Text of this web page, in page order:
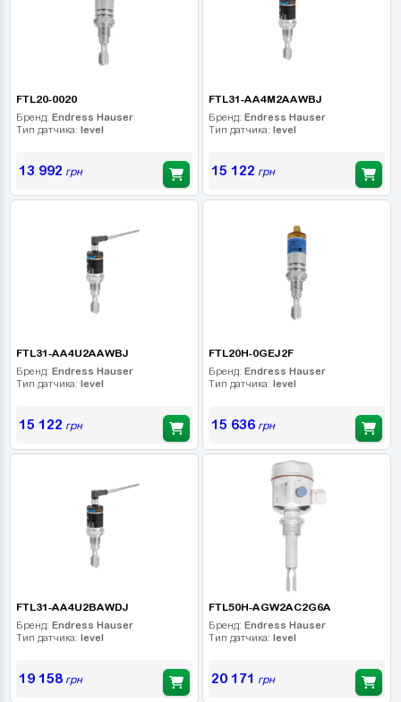
FTL20-0020
Бренд: Endress Hauser
Тип датчика: level
13 992 грн
FTL31-AA4M2AAWBJ
Бренд: Endress Hauser
Тип датчика: level
15 122 грн
FTL31-AA4U2AAWBJ
Бренд: Endress Hauser
Тип датчика: level
15 122 грн
FTL20H-0GEJ2F
Бренд: Endress Hauser
Тип датчика: level
15 636грн
FTL31-AA4U2BAWDJ
Бренд: Endress Hauser
Тип датчика: level
19 158грн
FTL50H-AGW2AC2G6A
Бренд: Endress Hauser
Тип датчика: level
20 171 грн